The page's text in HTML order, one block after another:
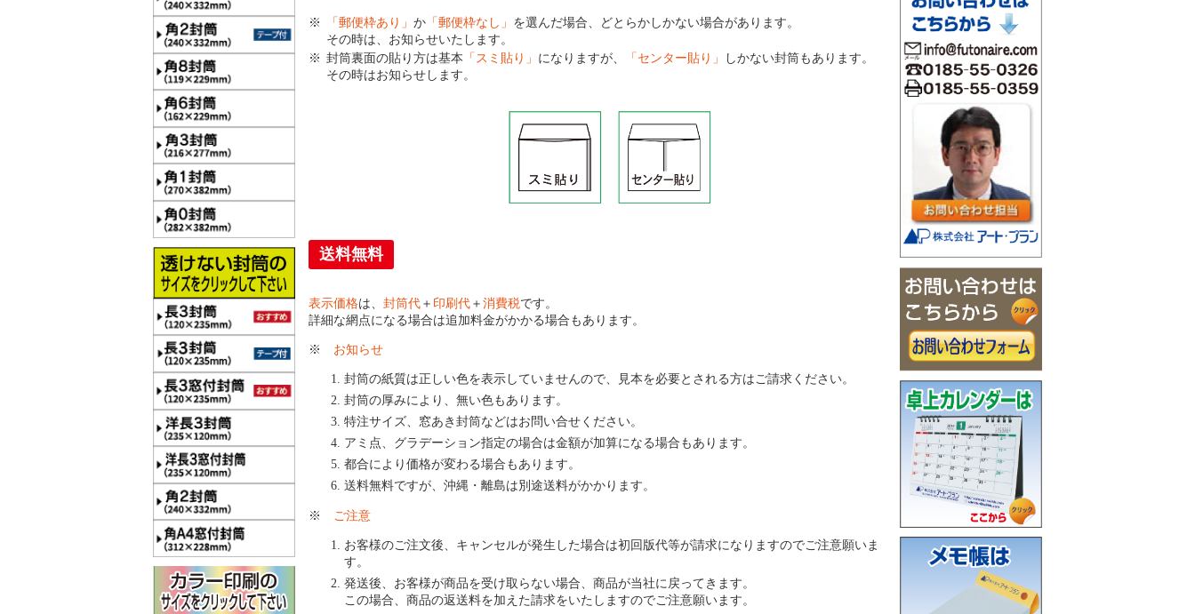
「郵便枠あり」 か 「郵便枠なし」 を選んだ場合、どとらかしかない場合があります。
その時は、お知らせいたします。
封筒裏面の貼り方は基本 「スミ貼り」 になりますが、 「センター貼り」
しかない封筒もあります。
その時はお知らせします。
送料無料
表示価格は、 封筒代 ＋ 印刷代 ＋ 消費税です。
詳細な網点になる場合は追加料金がかかる場合もあります。
※ お知らせ
封筒の紙質は正しい色を表示していませんので、見本を必要とされる方はご請求ください。
封筒の厚みにより、無い色もあります。
特注サイズ、窓あき封筒などはお問い合せください。
アミ点、グラデーション指定の場合は金額が加算になる場合もあります。
都合により価格が変わる場合もあります。
送料無料ですが、沖縄・離島は別途送料がかかります。
※ ご注意
お客様のご注文後、キャンセルが発生した場合は初回版代等が請求になりますのでご注意願いま
す。
発送後、お客様が商品を受け取らない場合、商品が当社に戻ってきます。
この場合、商品の返送料を加えた請求をいたしますのでご注意願います。